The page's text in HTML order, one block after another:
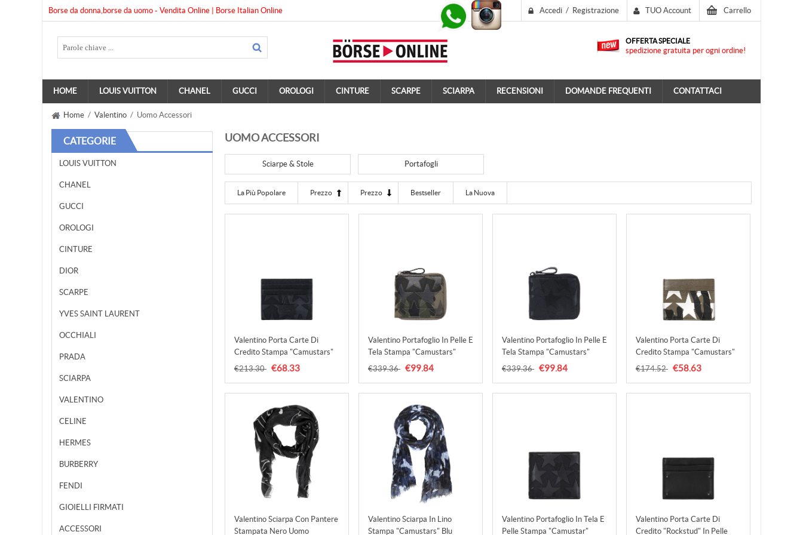
Borse da donna,borse da uomo - Vendita Online | Borse Italian Online Carrello
TUO Account
Accedi / Registrazione
OFFERTA SPECIALE
spedizione gratuita per ogni ordine!
HOME LOUIS VUITTON CHANEL GUCCI OROLOGI CINTURE SCARPE SCIARPA RECENSIONI DOMANDE FREQUENTI CONTATTACI
Home / Valentino / Uomo Accessori
CATEGORIE
LOUIS VUITTON
CHANEL
GUCCI
OROLOGI
CINTURE
DIOR
SCARPE
YVES SAINT LAURENT
OCCHIALI
PRADA
SCIARPA
VALENTINO
CELINE
HERMES
BURBERRY
FENDI
GIOIELLI FIRMATI
ACCESSORI
UOMO ACCESSORI
Sciarpe & Stole Portafogli
La Più Popolare Prezzo Prezzo Bestseller La Nuova
Valentino Porta Carte Di
Credito Stampa "camustars"
Nero Uomo
€213.30 €68.33
Valentino Portafoglio In Pelle E
Tela Stampa "camustars"
Verde Militare Uomo
€339.36 €99.84
Valentino Portafoglio In Pelle E
Tela Stampa "camustars"
Nero Uomo
€339.36 €99.84
Valentino Porta Carte Di
Credito Stampa "camustars"
Camouflage Uomo
€174.52 €58.63
Valentino Sciarpa Con Pantere
Stampata Nero Uomo
Valentino Sciarpa In Lino
Stampa "camustars" Blu
Valentino Portafoglio In Tela E
Pelle Stampa "camustar"
Valentino Porta Carte Di
Credito "rockstud" In Pelle